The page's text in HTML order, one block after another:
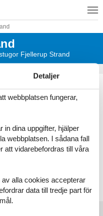
Fjellerup Strand
med gott om tid för varandra i
Detaljer
webbplatsen fungerar,
dina uppgifter, hjälper
webbplatsen. I sådana fall
att vidarebefordras till våra
alla cookies accepterar
data till tredje part för